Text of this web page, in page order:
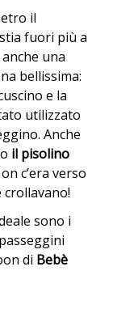
il
fuori più a
una
bellissima:
e la
utilizzato
Anche
il pisolino
c’era verso
sono i
di Bebè